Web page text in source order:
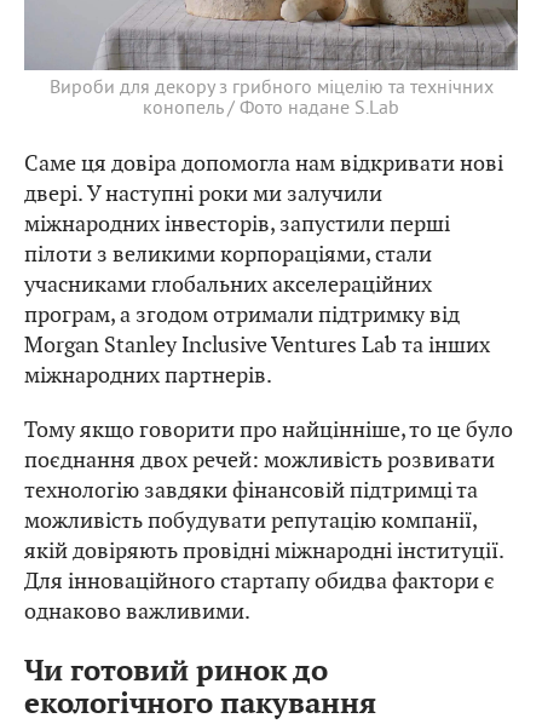
Вироби для декору з грибного міцелію та технічних
конопель / Фото надане S.Lab
Саме ця довіра допомогла нам відкривати нові
двері. У наступні роки ми залучили
міжнародних інвесторів, запустили перші
пілоти з великими корпораціями, стали
учасниками глобальних акселераційних
програм, а згодом отримали підтримку від
Morgan Stanley Inclusive Ventures Lab та інших
міжнародних партнерів.
Тому якщо говорити про найцінніше, то це було
поєднання двох речей: можливість розвивати
технологію завдяки фінансовій підтримці та
можливість побудувати репутацію компанії,
якій довіряють провідні міжнародні інституції.
Для інноваційного стартапу обидва фактори є
однаково важливими.
Чи готовий ринок до
екологічного пакування